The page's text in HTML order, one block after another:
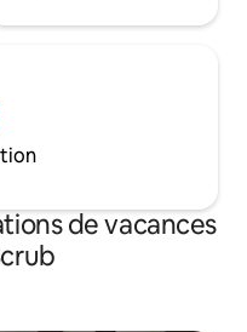
de vacances